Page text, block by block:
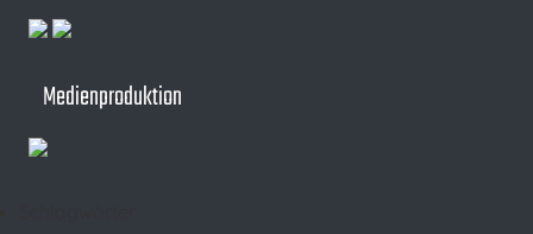
Medienproduktion